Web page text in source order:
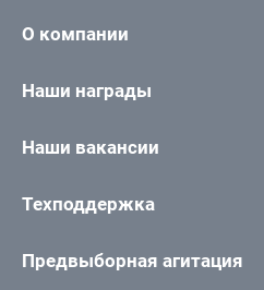
О компании
Наши награды
Наши вакансии
Техподдержка
Предвыборная агитация